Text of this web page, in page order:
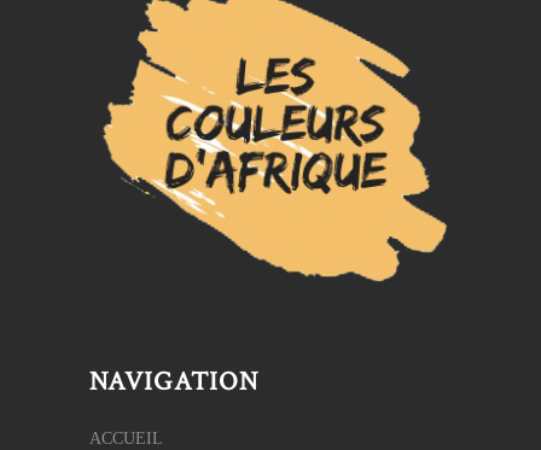
NAVIGATION
ACCUEIL